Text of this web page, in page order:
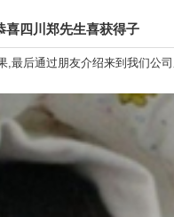
喜四川郑先生喜获得子
最后通过朋友介绍来到我们公司